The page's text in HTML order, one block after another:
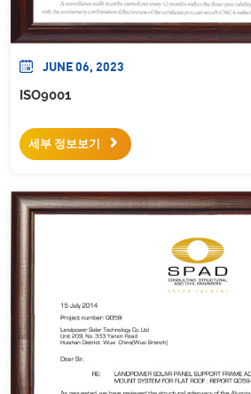
JUNE 06, 2023
ISO9001
세부 정보보기